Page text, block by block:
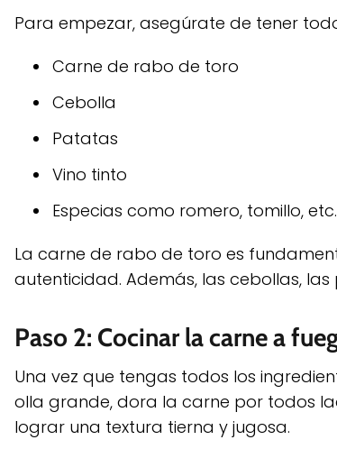
Para empezar, asegúrate de tener
Carne de rabo de toro
Cebolla
Patatas
Vino tinto
Especias como romero, tomillo, etc.
La carne de rabo de toro es
autenticidad. Además, las cebollas,
Paso 2: Cocinar la carne a
Una vez que tengas todos los
olla grande, dora la carne por todos
lograr una textura tierna y jugosa.